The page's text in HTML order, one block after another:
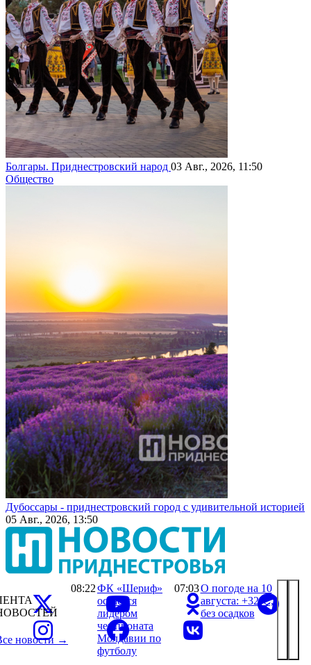
Болгары. Приднестровский народ 03 Авг., 2026, 11:50
Общество
Дубоссары - приднестровский город с удивительной историей
05 Авг., 2026, 13:50
новости →
08:22ФК «Шериф»
остается
лидером
чемпионата
Молдавии по
футболу
07:03О погоде на 10
августа: +32°С,
без осадков